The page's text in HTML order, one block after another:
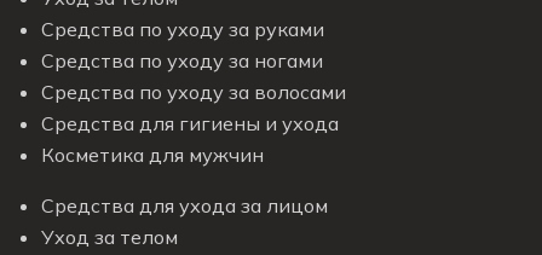
Средства по уходу за руками
Средства по уходу за ногами
Средства по уходу за волосами
Средства для гигиены и ухода
Косметика для мужчин
Средства для ухода за лицом
Уход за телом